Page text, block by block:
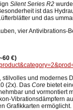
Silent Series R2
ist das
und das
vier Antivibrations-
€)
stilvolles und modernes
(2x). Das Core bietet
und vormontiert
Vibrationsdämpfern
Grafikkarten ermöglicht.